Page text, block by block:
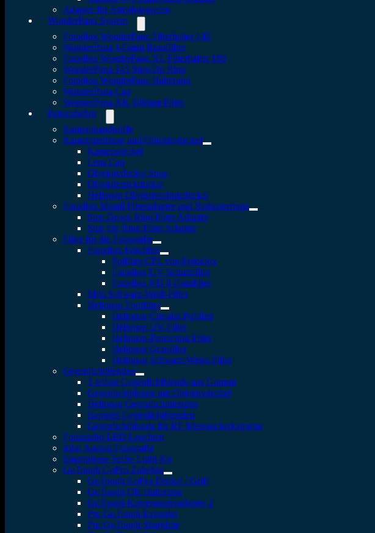
Adapter für Astrofotografen
WonderPana System
Fotodiox WonderPana Filterhalter 145
WonderPana 145mm Rundfilter
Fotodiox WonderPana XL Filterhalter 186
WonderPana 145 Step-Up Ring
Fotodiox WonderPana Halterung
WonderPana Cap
WonderPana XK 186mm Filter
Fotozubehör
Kamerahandgriffe
Kameragehäuse und Objektivdeckel
Kameradeckel
Lens Cap
Objektivdeckel Snap
Objektivrückdeckel
Heliopan Objektivschutzdeckel
Fotodiox Metall Filteradapter und Reduzierringe
Step Down Ring Filter Adapter
Step Up Ring Filter Adapter
Filter für die Fotografie
Fotodiox Fotofilter
Polfilter CPL von Fotodiox
Fotodiox UV Schutzfilter
Fotodiox ND 8 Graufilter
Milo Schwarz-Weiß-Filter
Heliopan Fotofilter
Heliopan Circular Polfilter
Heliopan UV-Filter
Heliopan-Protection Filter
Heliopan Graufilter
Heliopan Schwarz-Weiss-Filter
Gegenlichtblenden
3-teilige Gegenlichtblende aus Gummi
Gegenlichtblende mit Objektivdeckel
Heliopan Gegenlichtblenden
Bajonett Gegenlichtblenden
Gegenlichtblende für RF Messsucherkameras
Fotostudio LED Leuchten
Jobo Analog Fotografie
Smartphone Selfie Light Kit
GoTough GoPro Zubehör
GoTough GoPro Deckel / Griff
GoTough QR Halterung
GoTough Kamerastativadapter 2
Pro GoTough Extender
Pro GoTough Sharkbite